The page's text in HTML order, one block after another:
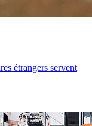
étrangers servent